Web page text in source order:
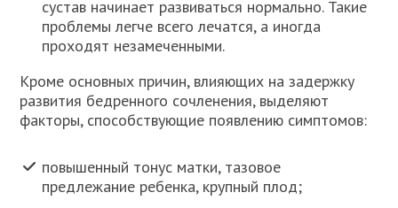
сустав начинает развиваться нормально. Такие
проблемы легче всего лечатся, а иногда
проходят незамеченными.
Кроме основных причин, влияющих на задержку
развития бедренного сочленения, выделяют
факторы, способствующие появлению симптомов:
повышенный тонус матки, тазовое
предлежание ребенка, крупный плод;